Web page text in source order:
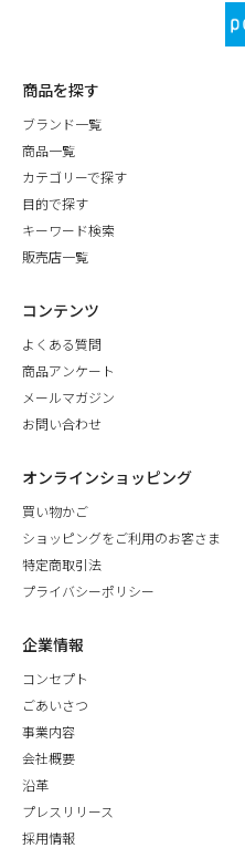
商品を探す
ブランド一覧
商品一覧
カテゴリーで探す
目的で探す
キーワード検索
販売店一覧
コンテンツ
よくある質問
商品アンケート
メールマガジン
お問い合わせ
オンラインショッピング
買い物かご
ショッピングをご利用のお客さま
特定商取引法
プライバシーポリシー
企業情報
コンセプト
ごあいさつ
事業内容
会社概要
沿革
プレスリリース
採用情報